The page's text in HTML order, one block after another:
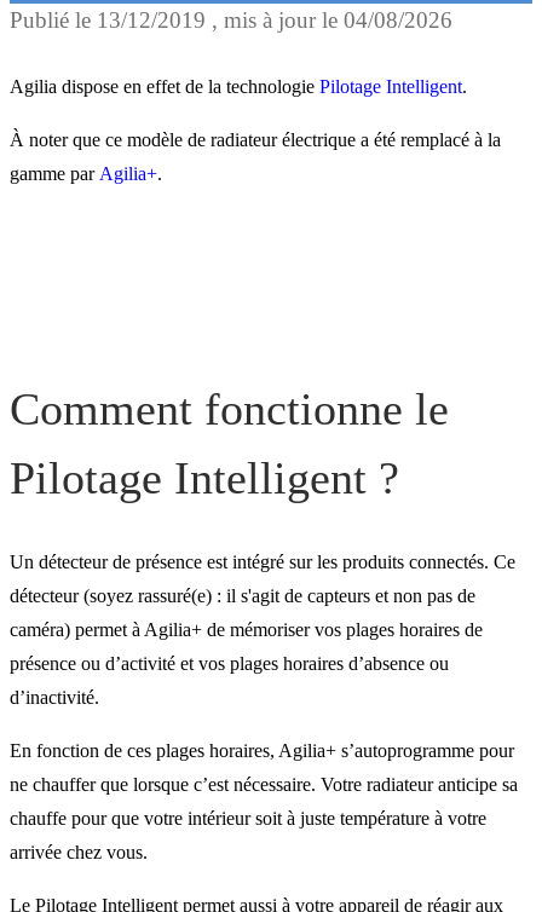
Comment fonctionne le
Pilotage Intelligent ?
Le Pilotage Intelligent en
Publié le 13/12/2019 , mis à jour le 04/08/2026
Agilia dispose en effet de la technologie Pilotage Intelligent.
À noter que ce modèle de radiateur électrique a été remplacé à la
gamme par Agilia+.
Comment fonctionne le
Pilotage Intelligent ?
Un détecteur de présence est intégré sur les produits connectés. Ce
détecteur (soyez rassuré(e) : il s'agit de capteurs et non pas de
caméra) permet à Agilia+ de mémoriser vos plages horaires de
présence ou d’activité et vos plages horaires d’absence ou
d’inactivité.
En fonction de ces plages horaires, Agilia+ s’autoprogramme pour
ne chauffer que lorsque c’est nécessaire. Votre radiateur anticipe sa
chauffe pour que votre intérieur soit à juste température à votre
arrivée chez vous.
Le Pilotage Intelligent permet aussi à votre appareil de réagir aux